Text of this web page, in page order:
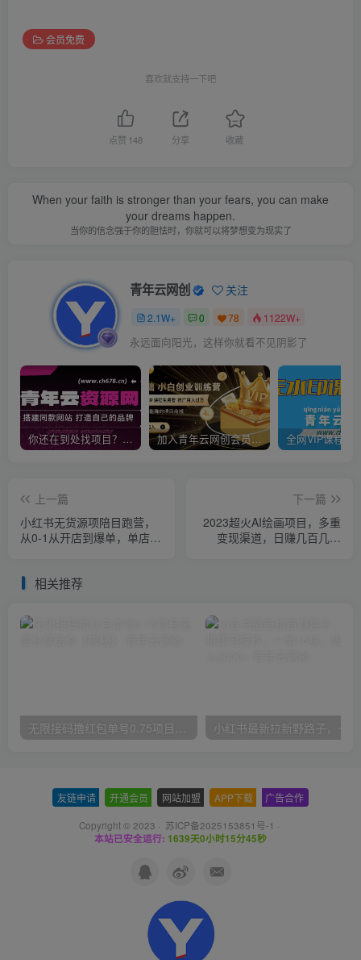
会员免费
喜欢就支持一下吧
点赞 148 分享 收藏
When your faith is stronger than your fears, you can make
your dreams happen.
当你的信念强于你的胆怯时，你就可以将梦想变为现实了
青年云网创 关注
2.1W+ 0 78 1122W+
永远面向阳光，这样你就看不见阴影了
你还在到处找项目？还在当韭菜？我靠卖项目一个月收入5万+，曾经我也是个失败者。 加入青年云网创会员，全站资源免费学习。加入高级合伙人，推广日入1000+
上一篇
小红书无货源项陪目‬跑营，
从0-1从开店到爆单，单店30
下一篇
2023超火AI绘画项目，多重
变现渠道，日赚几百几千
相关推荐
无限接码撸红包单号0.75项目无偿分享给你【揭秘】
友链申请 开通会员 网站加盟 APP下载 广告合作
Copyright © 2023 · 苏ICP备2025153851号-1 ·
本站已安全运行: 1639天0小时15分45秒